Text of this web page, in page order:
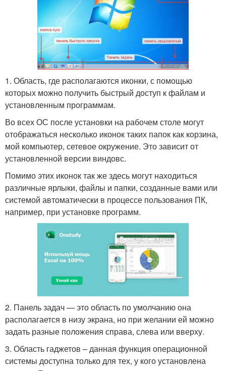
1. Область, где располагаются иконки, с помощью
которых можно получить быстрый доступ к файлам и
установленным программам.
Во всех ОС после установки на рабочем столе могут
отображаться несколько иконок таких папок как корзина,
мой компьютер, сетевое окружение. Это зависит от
установленной версии виндовс.
Помимо этих иконок так же здесь могут находиться
различные ярлыки, файлы и папки, созданные вами или
системой автоматически в процессе пользования ПК,
например, при установке программ.
2. Панель задач — это область по умолчанию она
располагается в низу экрана, но при желании ей можно
задать разные положения справа, слева или вверху.
3. Область гаджетов – данная функция операционной
системы доступна только для тех, у кого установлена